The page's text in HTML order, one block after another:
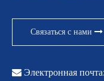
Связаться с нами
 Электронная почта: